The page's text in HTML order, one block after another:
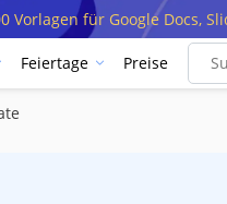
für Google Docs,
Feiertage Preise